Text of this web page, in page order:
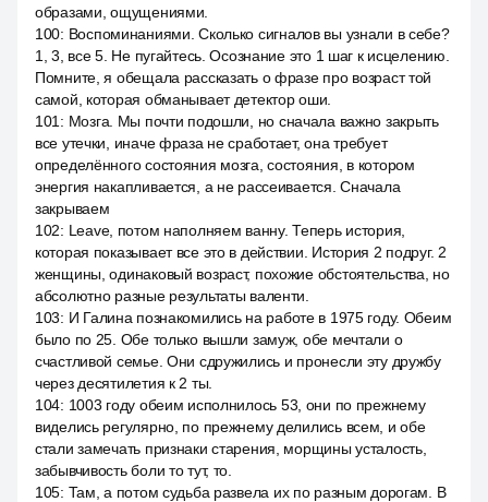
образами, ощущениями.
100: Воспоминаниями. Сколько сигналов вы узнали в себе?
1, 3, все 5. Не пугайтесь. Осознание это 1 шаг к исцелению.
Помните, я обещала рассказать о фразе про возраст той
самой, которая обманывает детектор оши.
101 : Мозга. Мы почти подошли, но сначала важно закрыть
все утечки, иначе фраза не сработает, она требует
определённого состояния мозга, состояния, в котором
энергия накапливается, а не рассеивается. Сначала
закрываем
102: Leave, потом наполняем ванну. Теперь история,
которая показывает все это в действии. История 2 подруг. 2
женщины, одинаковый возраст, похожие обстоятельства, но
абсолютно разные результаты валенти.
103: И Галина познакомились на работе в 1975 году. Обеим
было по 25. Обе только вышли замуж, обе мечтали о
счастливой семье. Они сдружились и пронесли эту дружбу
через десятилетия к 2 ты.
104: 1003 году обеим исполнилось 53, они по прежнему
виделись регулярно, по прежнему делились всем, и обе
стали замечать признаки старения, морщины усталость,
забывчивость боли то тут, то.
105: Там, а потом судьба развела их по разным дорогам. В